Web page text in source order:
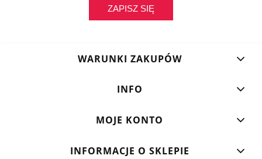
ZAPISZ SIĘ
WARUNKI ZAKUPÓW
INFO
MOJE KONTO
INFORMACJE O SKLEPIE